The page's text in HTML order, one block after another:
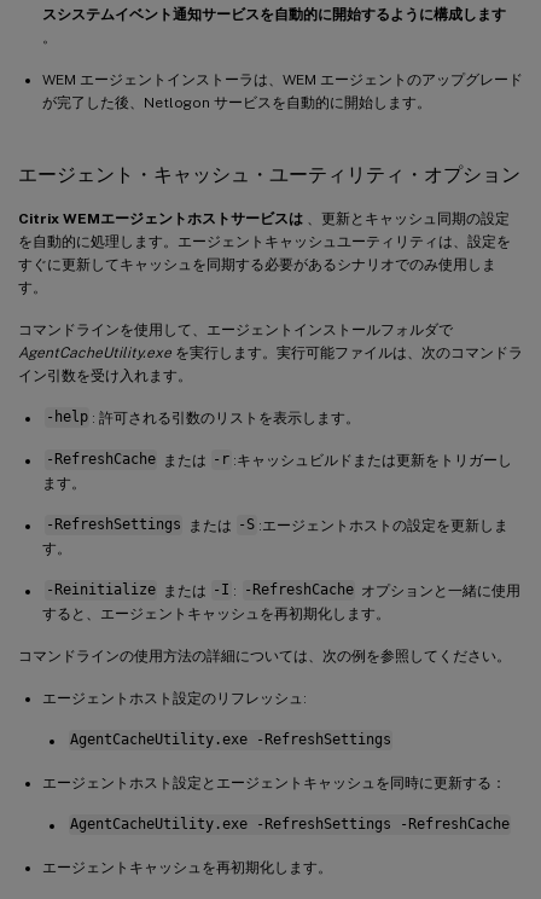
スシステムイベント通知サービスを自動的に開始するように構成します
。
WEM エージェントインストーラは、WEM エージェントのアップグレード
が完了した後、Netlogon サービスを自動的に開始します。
エージェント・キャッシュ・ユーティリティ・オプション
Citrix WEMエージェントホストサービスは 、更新とキャッシュ同期の設定
を自動的に処理します。エージェントキャッシュユーティリティは、設定を
すぐに更新してキャッシュを同期する必要があるシナリオでのみ使用しま
す。
コマンドラインを使用して、エージェントインストールフォルダで
AgentCacheUtility.exe を実行します。実行可能ファイルは、次のコマンドラ
イン引数を受け入れます。
-help : 許可される引数のリストを表示します。
-RefreshCache または -r :キャッシュビルドまたは更新をトリガーし
ます。
-RefreshSettings または -S :エージェントホストの設定を更新しま
す。
-Reinitialize または -I : -RefreshCache オプションと一緒に使用
すると、エージェントキャッシュを再初期化します。
コマンドラインの使用方法の詳細については、次の例を参照してください。
エージェントホスト設定のリフレッシュ:
AgentCacheUtility.exe -RefreshSettings
エージェントホスト設定とエージェントキャッシュを同時に更新する：
AgentCacheUtility.exe -RefreshSettings -RefreshCache
エージェントキャッシュを再初期化します。